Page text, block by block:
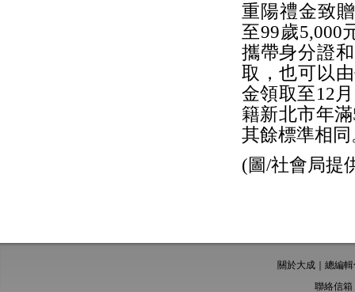
重陽禮金致
至99歲5,000
攜帶身分證
取，也可以
金領取至12
籍新北市年
其餘標準相同
(圖/社會局提